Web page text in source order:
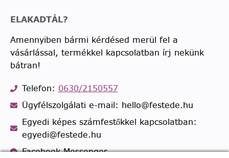
ELAKADTÁL?
Amennyiben bármi kérdésed merül fel a
vásárlással, termékkel kapcsolatban írj nekünk
bátran!
Telefon: 0630/2150557
Ügyfélszolgálati e-mail: hello@festede.hu
Egyedi képes számfestőkkel kapcsolatban:
egyedi@festede.hu
Facebook Messenger